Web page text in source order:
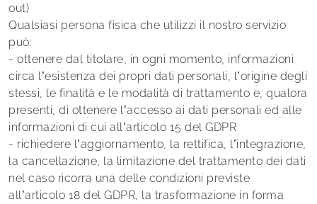
out)
Qualsiasi persona fisica che utilizzi il nostro servizio
può:
- ottenere dal titolare, in ogni momento, informazioni
circa l’esistenza dei propri dati personali, l’origine degli
stessi, le finalità e le modalità di trattamento e, qualora
presenti, di ottenere l’accesso ai dati personali ed alle
informazioni di cui all’articolo 15 del GDPR
- richiedere l’aggiornamento, la rettifica, l’integrazione,
la cancellazione, la limitazione del trattamento dei dati
nel caso ricorra una delle condizioni previste
all’articolo 18 del GDPR, la trasformazione in forma